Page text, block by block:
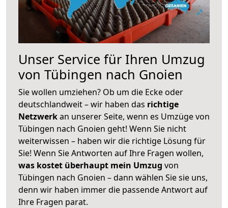
Unser Service für Ihren Umzug
von Tübingen nach Gnoien
Sie wollen umziehen? Ob um die Ecke oder
deutschlandweit – wir haben das richtige
Netzwerkan unserer Seite, wenn es Umzüge von
Tübingen nach Gnoien geht! Wenn Sie nicht
weiterwissen – haben wir die richtige Lösung für
Sie! Wenn Sie Antworten auf Ihre Fragen wollen,
was kostet überhaupt mein Umzug von
Tübingen nach Gnoien – dann wählen Sie sie uns,
denn wir haben immer die passende Antwort auf
Ihre Fragen parat.